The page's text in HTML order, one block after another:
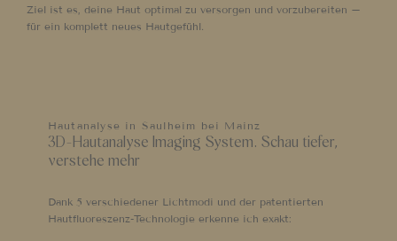
Ziel ist es, deine Haut optimal zu versorgen und vorzubereiten –
für ein komplett neues Hautgefühl.
Hautanalyse in Saulheim bei Mainz
3D-Hautanalyse Imaging System. Schau tiefer,
verstehe mehr
Dank 5 verschiedener Lichtmodi und der patentierten
Hautfluoreszenz-Technologie erkenne ich exakt: